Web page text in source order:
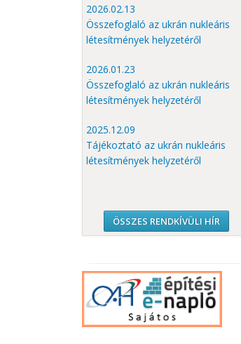
2026.02.13
Összefoglaló az ukrán nukleáris
létesítmények helyzetéről
2026.01.23
Összefoglaló az ukrán nukleáris
létesítmények helyzetéről
2025.12.09
Tájékoztató az ukrán nukleáris
létesítmények helyzetéről
ÖSSZES RENDKÍVÜLI HÍR